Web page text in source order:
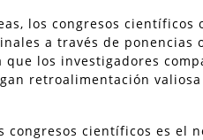
los congresos científicos
a través de ponencias
los investigadores
retroalimentación
científicos es el